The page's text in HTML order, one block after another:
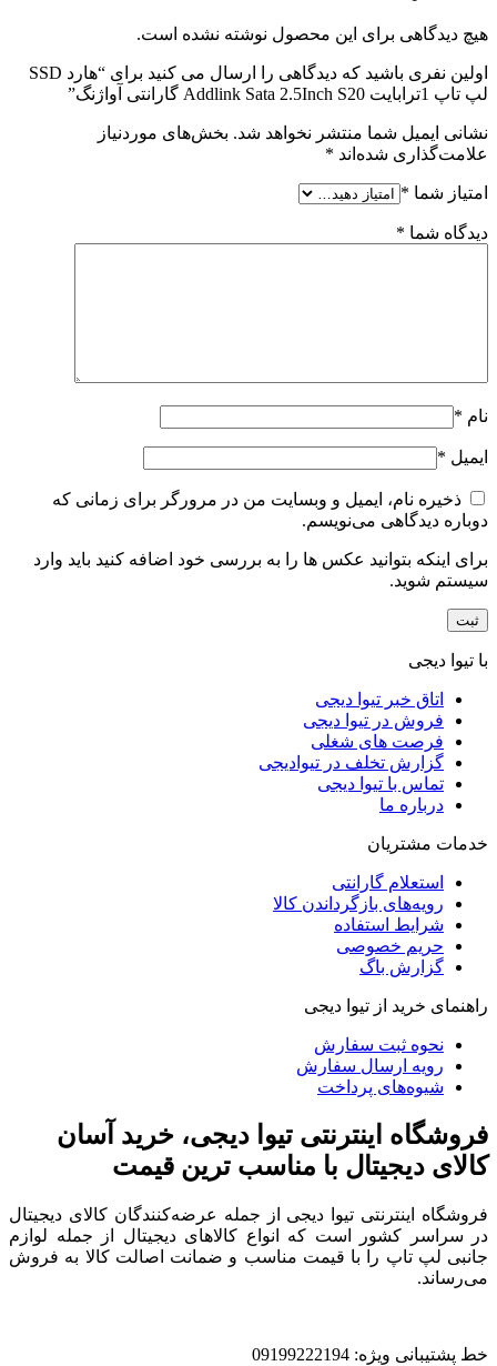
هیچ دیدگاهی برای این محصول نوشته نشده است.
اولین نفری باشید که دیدگاهی را ارسال می کنید برای “هارد SSD
لپ تاپ 1ترابایت Addlink Sata 2.5Inch S20 گارانتی آواژنگ”
نشانی ایمیل شما منتشر نخواهد شد. بخش‌های موردنیاز
علامت‌گذاری شده‌اند *
امتیاز شما *
دیدگاه شما *
نام *
ایمیل *
ذخیره نام، ایمیل و وبسایت من در مرورگر برای زمانی که
دوباره دیدگاهی می‌نویسم.
برای اینکه بتوانید عکس ها را به بررسی خود اضافه کنید باید وارد
سیستم شوید.
با تیوا دیجی
اتاق خبر تیوا دیجی
فروش در تیوا دیجی
فرصت های شغلی
گزارش تخلف در تیوادیجی
تماس با تیوا دیجی
درباره ما
خدمات مشتریان
استعلام گارانتی
رویه‌های بازگرداندن کالا
شرایط استفاده
حریم خصوصی
گزارش باگ
راهنمای خرید از تیوا دیجی
نحوه ثبت سفارش
رویه ارسال سفارش
شیوه‌های پرداخت
فروشگاه اینترنتی تیوا دیجی، خرید آسان
کالای دیجیتال با مناسب ترین قیمت
فروشگاه اینترنتی تیوا دیجی از جمله عرضه‌کنندگان کالای دیجیتال
در سراسر کشور است که انواع کالاهای دیجیتال از جمله لوازم
جانبی لپ تاپ را با قیمت مناسب و ضمانت اصالت کالا به فروش
می‌رساند.
خط پشتیبانی ویژه: 09199222194